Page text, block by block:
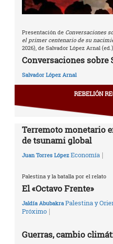
Presentación de Conversaciones
el primer centenario de su
2026), de Salvador López Arnal (ed.)
Conversaciones sobre
Salvador López Arnal
REBELIÓN
Terremoto monetario
de tsunami global
Juan Torres López Economía |
Palestina y la batalla por el relato
El «Octavo Frente»
Jaldía Abubakra Palestina y
Próximo |
Guerras, cambio